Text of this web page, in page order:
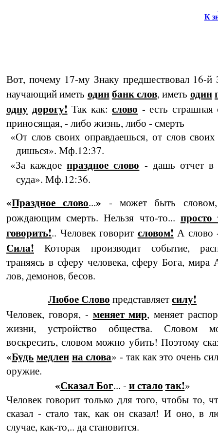
К
Вот, почему 17-му Знаку предшествовал 16-й
научающий иметь одинбанк слов, иметь один
одну дорогу! Так как: слово - есть страш­ная
приносящая, - либо жизнь, либо - смерть
«От слов своих оправдаешься, от слов
дишься». Мф.12:37.
«За каждоепраздное слово - дашь отчет в
суда». Мф.12:36.
«Праздное слово...» - может быть
рождающим смерть. Нельзя что-то... просто
говорить!.. Человек говорит словом! А
Сила! Которая производит событие,
траняясь в сферу человека, сферу Бога, мира
лов, демонов, бесов.
Любое Слово представляетсилу!
Человек, говоря, - меняет мир, меняет
жизни, устройство общества. Словом
воскресить, словом можно убить! Поэтому
«Будьмедлен на слова» - так как это очень
оружие.
«Сказал Бог... - и сталотак!»
Человек говорит только для того, чтобы то,
сказал - стало так, как он сказал! И оно, в
случае, как-то,.. да становится.